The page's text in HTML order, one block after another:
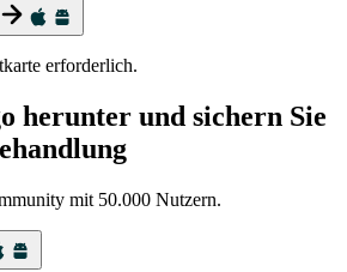
erforderlich.
herunter und sichern Sie
mit 50.000 Nutzern.